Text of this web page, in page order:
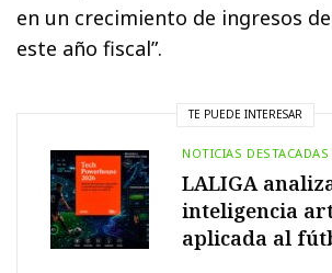
en un crecimiento de ingresos
este año fiscal”.
TE PUEDE INTERESAR
NOTICIAS DESTACADAS
LALIGA
inteligencia
aplicada al